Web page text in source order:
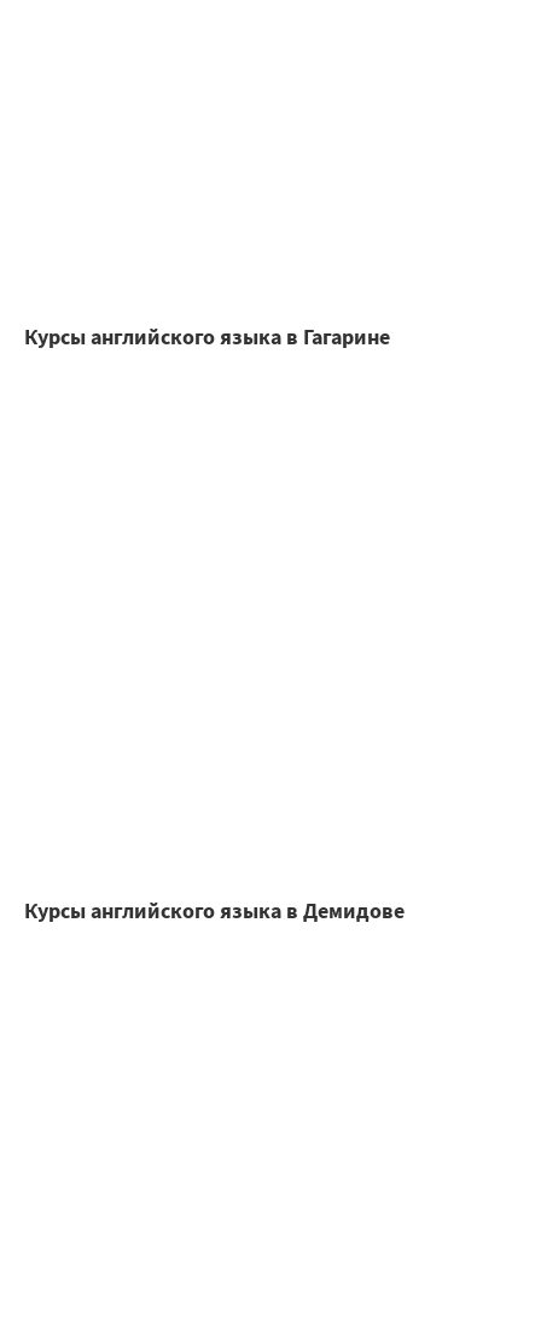
Курсы английского языка в Гагарине
Курсы английского языка в Демидове